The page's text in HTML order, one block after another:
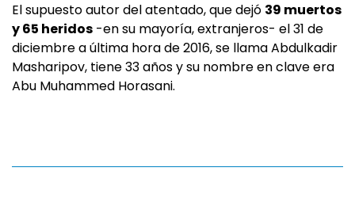
El supuesto autor del atentado, que dejó 39 muertos
y 65 heridos -en su mayoría, extranjeros- el 31 de
diciembre a última hora de 2016, se llama Abdulkadir
Masharipov, tiene 33 años y su nombre en clave era
Abu Muhammed Horasani.